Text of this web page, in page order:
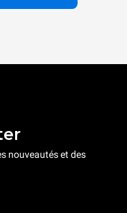
nouveautés et des